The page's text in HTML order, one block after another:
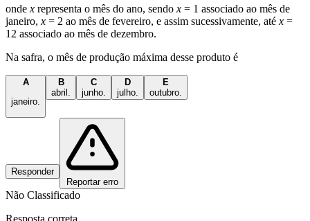
onde x representa o mês do ano, sendo x = 1 associado ao mês de
janeiro, x = 2 ao mês de fevereiro, e assim sucessivamente, até x =
12 associado ao mês de dezembro.
Na safra, o mês de produção máxima desse produto é
A
janeiro.
B
abril.
C
junho.
D
julho.
E
outubro.
Responder
Reportar erro
Não Classificado